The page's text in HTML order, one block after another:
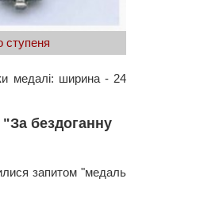
ступеня
медалі: ширина - 24
бездоганну
запитом "медаль